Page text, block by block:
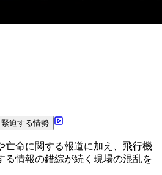
迫する情勢
亡命に関する報道に加え、飛行機
る情報の錯綜が続く現場の混乱を